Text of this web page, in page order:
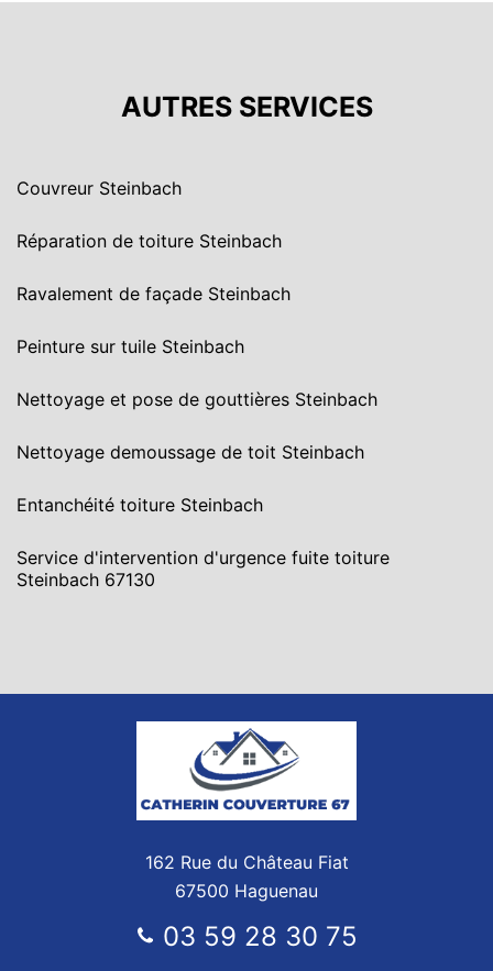
AUTRES SERVICES
Couvreur Steinbach
Réparation de toiture Steinbach
Ravalement de façade Steinbach
Peinture sur tuile Steinbach
Nettoyage et pose de gouttières Steinbach
Nettoyage demoussage de toit Steinbach
Entanchéité toiture Steinbach
Service d'intervention d'urgence fuite toiture
Steinbach 67130
162 Rue du Château Fiat
67500 Haguenau
03 59 28 30 75